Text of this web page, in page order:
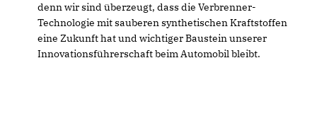
denn wir sind überzeugt, dass die Verbrenner-
Technologie mit sauberen synthetischen Kraftstoffen
eine Zukunft hat und wichtiger Baustein unserer
Innovationsführerschaft beim Automobil bleibt.